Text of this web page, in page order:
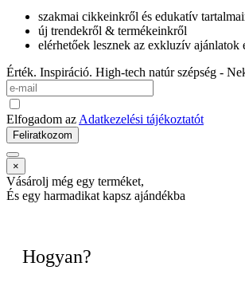
szakmai cikkeinkről és edukatív
új trendekről & termékeinkről
elérhetőek lesznek az exkluzív ajánlatok
Érték. Inspiráció. High-tech natúr szépség -
Elfogadom az Adatkezelési tájékoztatót
Feliratkozom
×
Vásárolj még egy terméket,
És egy harmadikat kapsz ajándékba
Hogyan?